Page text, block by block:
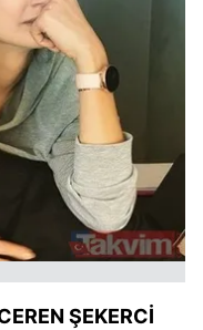
ŞEKERCİ